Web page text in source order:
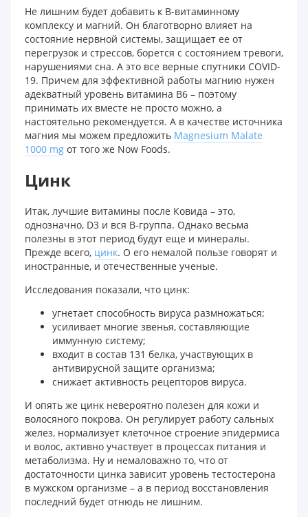
Не лишним будет добавить к В-витаминному
комплексу и магний. Он благотворно влияет на
состояние нервной системы, защищает ее от
перегрузок и стрессов, борется с состоянием тревоги,
нарушениями сна. А это все верные спутники COVID-
19. Причем для эффективной работы магнию нужен
адекватный уровень витамина В6 – поэтому
принимать их вместе не просто можно, а
настоятельно рекомендуется. А в качестве источника
магния мы можем предложить Magnesium Malate
1000 mg от того же Now Foods.
Цинк
Итак, лучшие витамины после Ковида – это,
однозначно, D3 и вся В-группа. Однако весьма
полезны в этот период будут еще и минералы.
Прежде всего, цинк. О его немалой пользе говорят и
иностранные, и отечественные ученые.
Исследования показали, что цинк:
угнетает способность вируса размножаться;
усиливает многие звенья, составляющие
иммунную систему;
входит в состав 131 белка, участвующих в
антивирусной защите организма;
снижает активность рецепторов вируса.
И опять же цинк невероятно полезен для кожи и
волосяного покрова. Он регулирует работу сальных
желез, нормализует клеточное строение эпидермиса
и волос, активно участвует в процессах питания и
метаболизма. Ну и немаловажно то, что от
достаточности цинка зависит уровень тестостерона
в мужском организме – а в период восстановления
последний будет отнюдь не лишним.